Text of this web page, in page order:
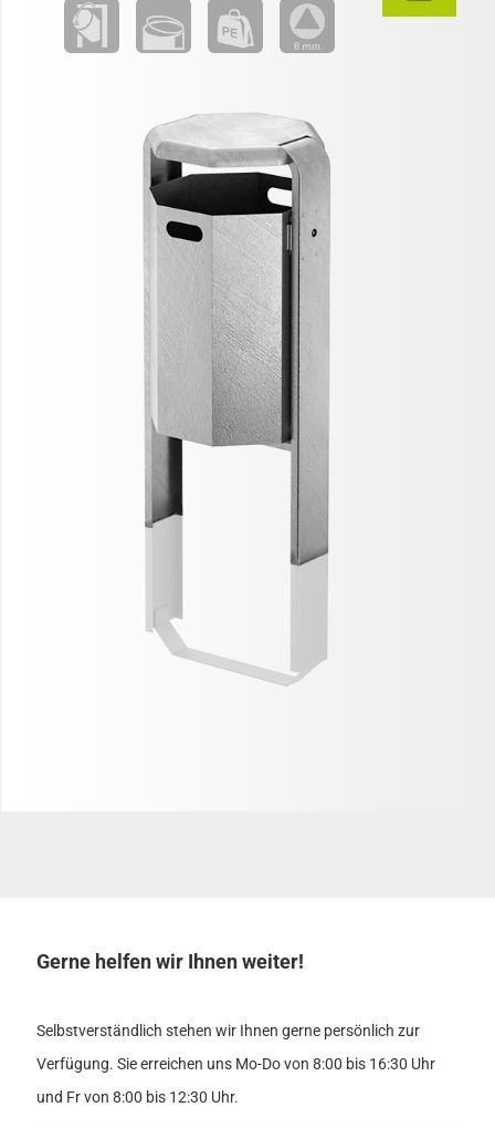
Gerne helfen wir Ihnen weiter!
Selbstverständlich stehen wir Ihnen gerne persönlich zur
Verfügung. Sie erreichen uns Mo-Do von 8:00 bis 16:30 Uhr
und Fr von 8:00 bis 12:30 Uhr.